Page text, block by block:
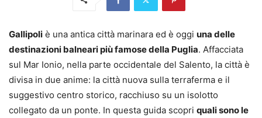
Gallipoli è una antica città marinara ed è oggi una delle
destinazioni balneari più famose della Puglia. Affacciata
sul Mar Ionio, nella parte occidentale del Salento, la città è
divisa in due anime: la città nuova sulla terraferma e il
suggestivo centro storico, racchiuso su un isolotto
collegato da un ponte. In questa guida scopri quali sono le